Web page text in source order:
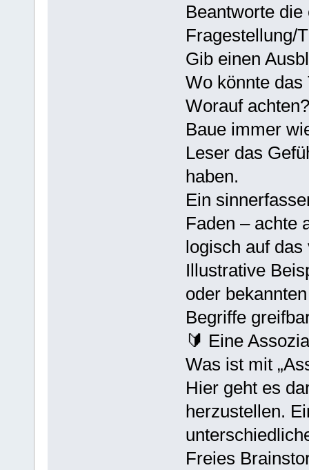
Beantworte
Fragestellung/
Gib einen
Wo könnte
Worauf achten?
Baue immer
Leser das
haben.
Ein
Faden – achte
logisch auf
Illustrative
oder
Begriffe
🔰 Eine
Was ist mit
Hier geht es
herzustellen.
Freies